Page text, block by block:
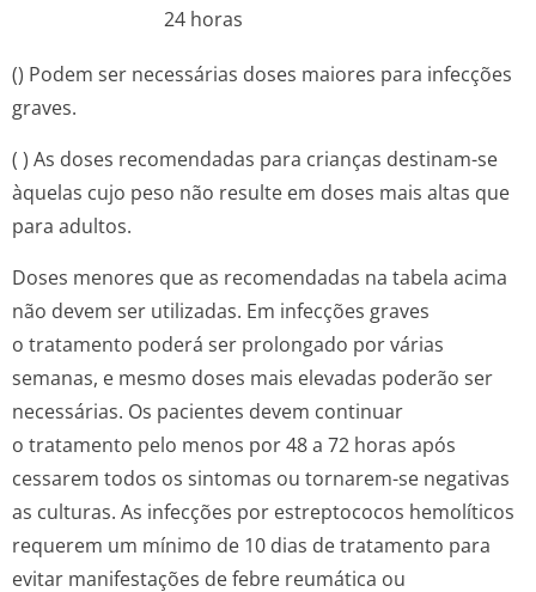
24 horas
() Podem ser necessárias doses maiores para infecções
graves.
( ) As doses recomendadas para crianças destinam-se
àquelas cujo peso não resulte em doses mais altas que
para adultos.
Doses menores que as recomendadas na tabela acima
não devem ser utilizadas. Em infecções graves
o tratamento poderá ser prolongado por várias
semanas, e mesmo doses mais elevadas poderão ser
necessárias. Os pacientes devem continuar
o tratamento pelo menos por 48 a 72 horas após
cessarem todos os sintomas ou tornarem-se negativas
as culturas. As infecções por estreptococos hemolíticos
requerem um mínimo de 10 dias de tratamento para
evitar manifestações de febre reumática ou